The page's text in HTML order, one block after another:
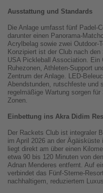
Ausstattung und Standards
Die Anlage umfasst fünf Padel-
darunter einen Panorama-
Acrylbelag sowie zwei Outdoor-
Konzipiert ist der Club nach
USA Pickleball Association. Ein
Ruhezonen, Athleten-Support
Zentrum der Anlage. LED-
Abendstunden, rutschfeste und
regelmäßige Wartung sorgen
Zonen.
Einbettung ins Akra Didim
Der Rackets Club ist integraler
im April 2026 an der Ägäisküste
liegt direkt am über einen
etwa 90 bis 120 Minuten von
Adnan Menderes entfernt. Auf
verbindet das Fünf-Sterne-
nachhaltigem, reduziertem